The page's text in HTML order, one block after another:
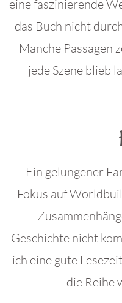
eine faszinierende
das Buch nicht
Manche Passagen
jede Szene blieb
Ein gelungener
Fokus auf
Geschichte nicht
ich eine gute
die Reihe